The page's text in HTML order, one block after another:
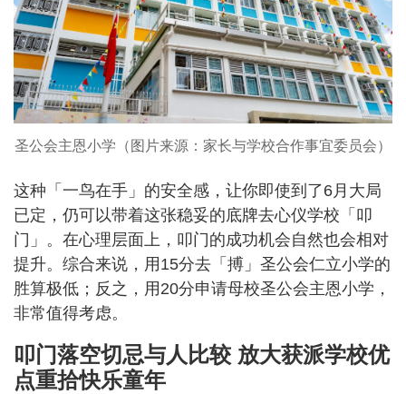
圣公会主恩小学（图片来源：家长与学校合作事宜委员会）
这种「一鸟在手」的安全感，让你即使到了6月大局
已定，仍可以带着这张稳妥的底牌去心仪学校「叩
门」。在心理层面上，叩门的成功机会自然也会相对
提升。综合来说，用15分去「搏」圣公会仁立小学的
胜算极低；反之，用20分申请母校圣公会主恩小学，
非常值得考虑。
叩门落空切忌与人比较 放大获派学校优
点重拾快乐童年